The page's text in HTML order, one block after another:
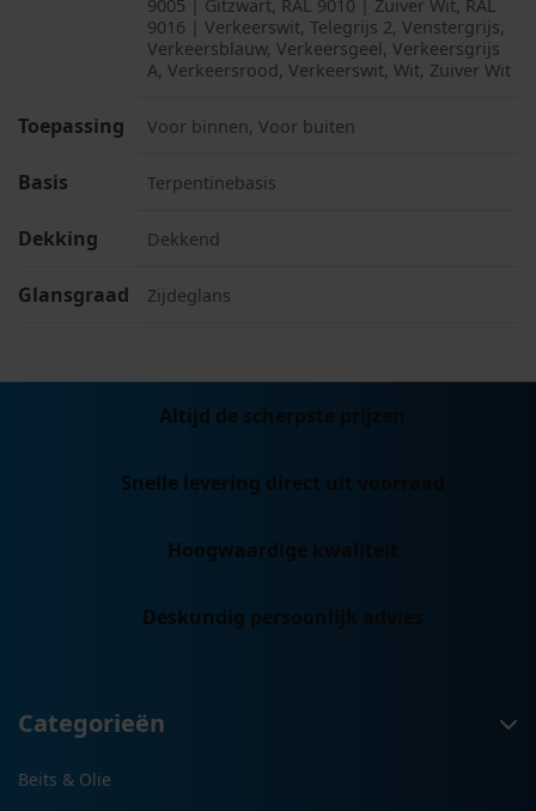
9005 | Gitzwart, RAL 9010 | Zuiver Wit, RAL
9016 | Verkeerswit, Telegrijs 2, Venstergrijs,
Verkeersblauw, Verkeersgeel, Verkeersgrijs
A, Verkeersrood, Verkeerswit, Wit, Zuiver Wit
Toepassing Voor binnen, Voor buiten
Basis Terpentinebasis
Dekking Dekkend
Glansgraad Zijdeglans
Altijd de scherpste prijzen
Snelle levering direct uit voorraad
Hoogwaardige kwaliteit
Deskundig persoonlijk advies
Categorieën
Beits & Olie